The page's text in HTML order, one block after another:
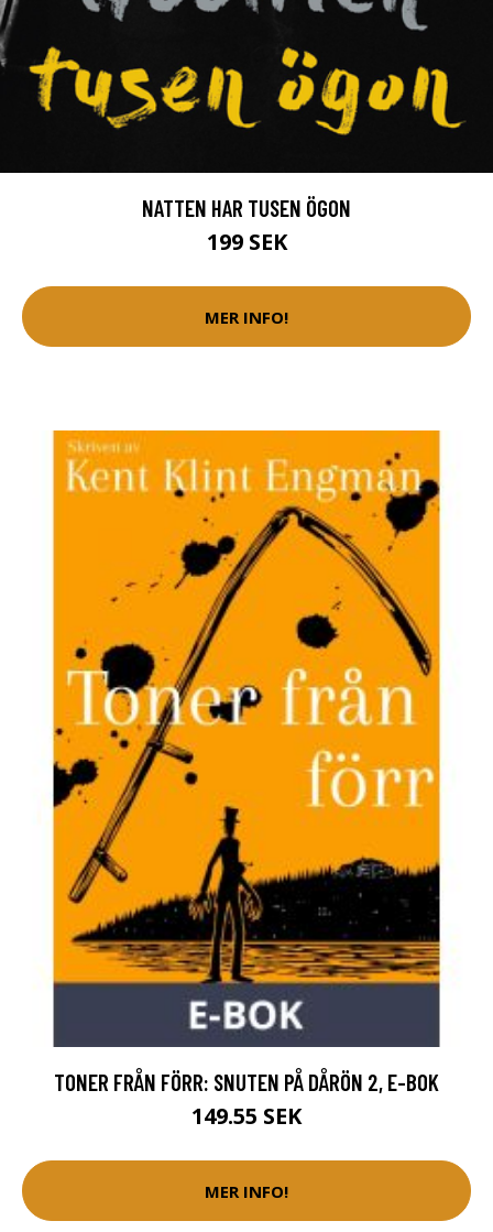
NATTEN HAR TUSEN ÖGON
199 SEK
MER INFO!
TONER FRÅN FÖRR: SNUTEN PÅ DÅRÖN 2, E-BOK
149.55 SEK
MER INFO!